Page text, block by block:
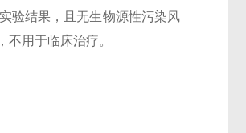
验结果，且无生物源性污染风
用于临床治疗。